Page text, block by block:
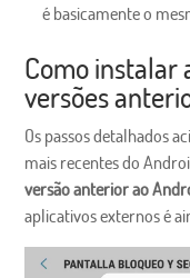
é basicamente o
Como instalar
versões
Os passos detalhados
mais recentes do
versão anterior ao
aplicativos externos é